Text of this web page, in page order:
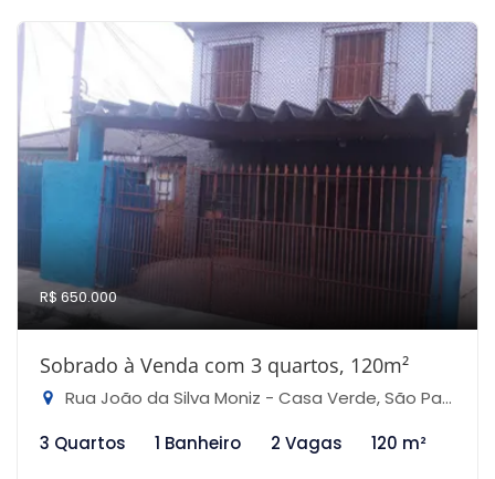
R$ 650.000
Sobrado à Venda com 3 quartos, 120m²
Rua João da Silva Moniz - Casa Verde, São Paulo-SP
3 Quartos
1 Banheiro 2 Vagas 120 m²